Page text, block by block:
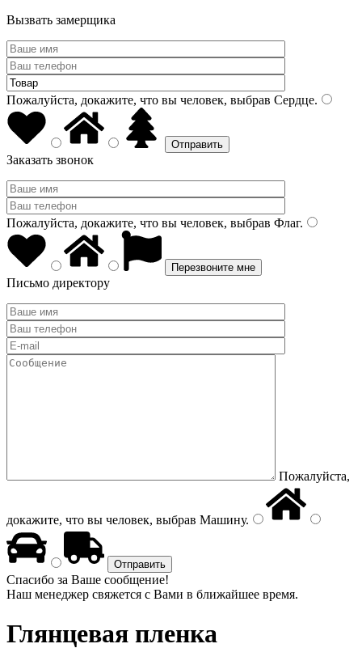
Вызвать замерщика
Пожалуйста, докажите, что вы человек, выбрав Сердце.
Заказать звонок
Пожалуйста, докажите, что вы человек, выбрав Флаг.
Письмо директору
Пожалуйста,
докажите, что вы человек, выбрав Машину.
Спасибо за Ваше сообщение!
Наш менеджер свяжется с Вами в ближайшее время.
Глянцевая пленка